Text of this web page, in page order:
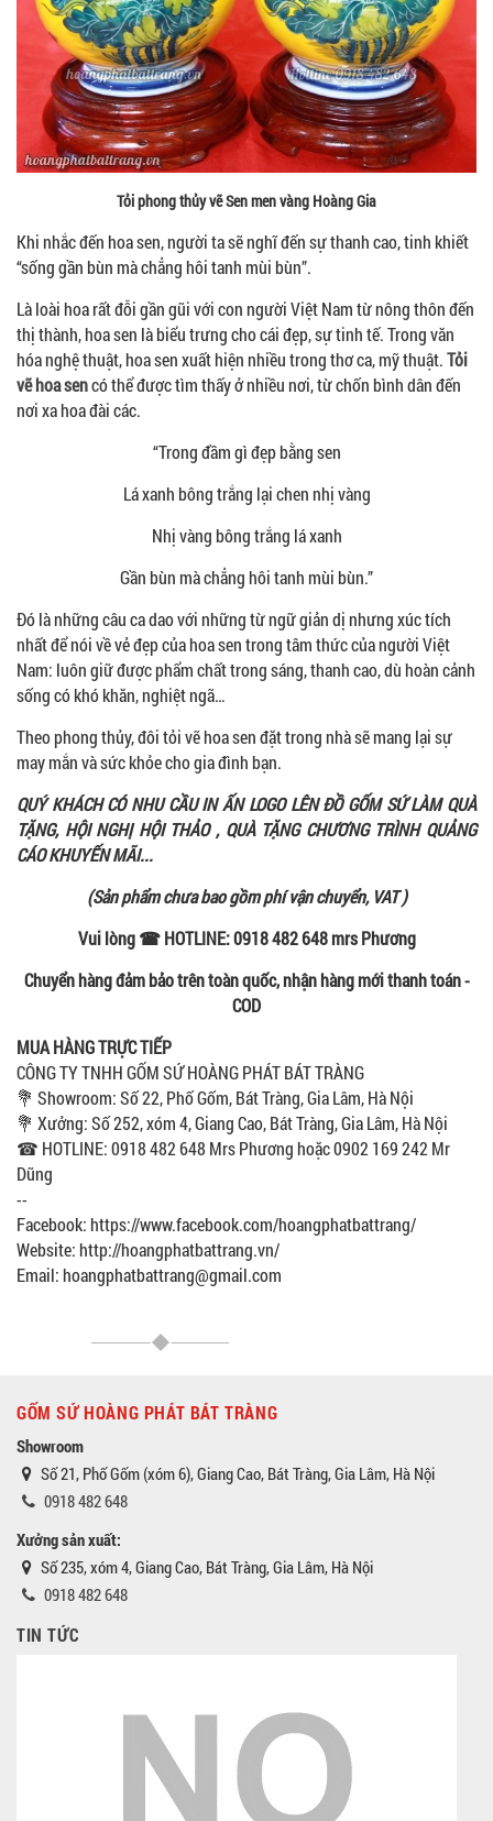
Tỏi phong thủy vẽ Sen men vàng Hoàng Gia
Khi nhắc đến hoa sen, người ta sẽ nghĩ đến sự thanh cao, tinh khiết
“sống gần bùn mà chẳng hôi tanh mùi bùn”.
Là loài hoa rất đỗi gần gũi với con người Việt Nam từ nông thôn đến
thị thành, hoa sen là biểu trưng cho cái đẹp, sự tinh tế. Trong văn
hóa nghệ thuật, hoa sen xuất hiện nhiều trong thơ ca, mỹ thuật.Tỏi
vẽ hoa sencó thể được tìm thấy ở nhiều nơi, từ chốn bình dân đến
nơi xa hoa đài các.
“Trong đầm gì đẹp bằng sen
Lá xanh bông trắng lại chen nhị vàng
Nhị vàng bông trắng lá xanh
Gần bùn mà chẳng hôi tanh mùi bùn.”
Đó là những câu ca dao với những từ ngữ giản dị nhưng xúc tích
nhất để nói về vẻ đẹp của hoa sen trong tâm thức của người Việt
Nam: luôn giữ được phẩm chất trong sáng, thanh cao, dù hoàn cảnh
sống có khó khăn, nghiệt ngã…
Theo phong thủy, đôi tỏi vẽ hoa sen đặt trong nhà sẽ mang lại sự
may mắn và sức khỏe cho gia đình bạn.
QUÝ KHÁCH CÓ NHU CẦU IN ẤN LOGO LÊN ĐỒ GỐM SỨ LÀM QUÀ
TẶNG, HỘI NGHỊ HỘI THẢO , QUÀ TẶNG CHƯƠNG TRÌNH QUẢNG
CÁO KHUYẾN MÃI...
(Sản phẩm chưa bao gồm phí vận chuyển, VAT )
Vui lòng ☎ HOTLINE: 0918 482 648 mrs Phương
Chuyển hàng đảm bảo trên toàn quốc, nhận hàng mới thanh toán -
COD
MUA HÀNG TRỰC TIẾP
CÔNG TY TNHH GỐM SỨ HOÀNG PHÁT BÁT TRÀNG
💐 Showroom: Số 22, Phố Gốm, Bát Tràng, Gia Lâm, Hà Nội
💐 Xưởng: Số 252, xóm 4, Giang Cao, Bát Tràng, Gia Lâm, Hà Nội
☎ HOTLINE: 0918 482 648 Mrs Phương hoặc 0902 169 242 Mr
Dũng
--
Facebook: https://www.facebook.com/hoangphatbattrang/
Website: http://hoangphatbattrang.vn/
Email: hoangphatbattrang@gmail.com
GỐM SỨ HOÀNG PHÁT BÁT TRÀNG
Showroom
Số 21, Phố Gốm (xóm 6), Giang Cao, Bát Tràng, Gia Lâm, Hà Nội
0918 482 648
Xưởng sản xuất:
Số 235, xóm 4, Giang Cao, Bát Tràng, Gia Lâm, Hà Nội
0918 482 648
TIN TỨC